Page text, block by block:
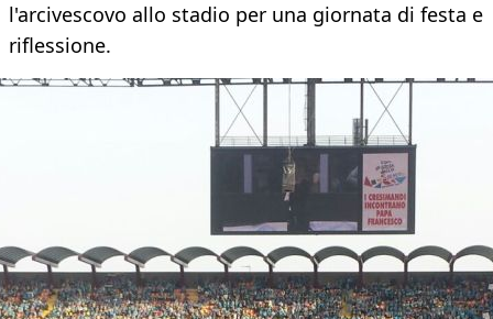
l'arcivescovo allo stadio per una giornata di festa e
riflessione.